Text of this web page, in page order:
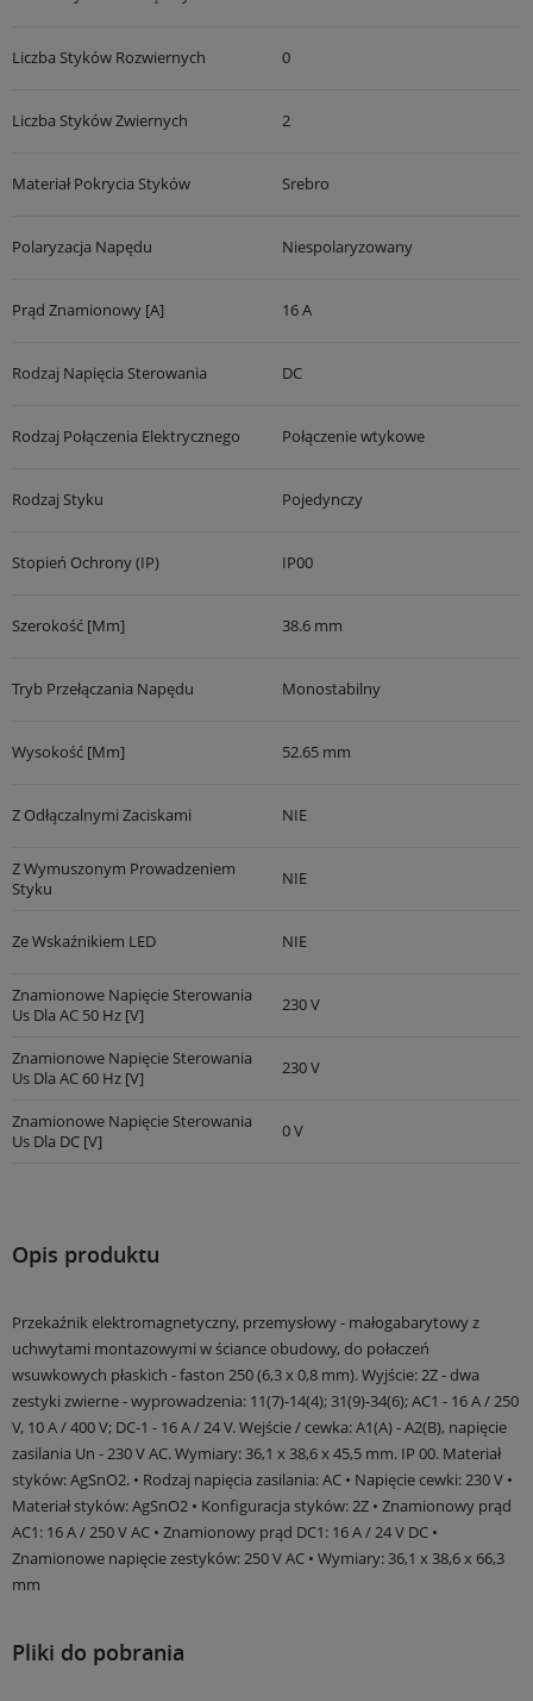
Liczba Styków Rozwiernych 0
Liczba Styków Zwiernych 2
Materiał Pokrycia Styków Srebro
Polaryzacja Napędu Niespolaryzowany
Prąd Znamionowy [A] 16 A
Rodzaj Napięcia Sterowania DC
Rodzaj Połączenia Elektrycznego Połączenie wtykowe
Rodzaj Styku Pojedynczy
Stopień Ochrony (IP) IP00
Szerokość [mm] 38.6 mm
Tryb Przełączania Napędu Monostabilny
Wysokość [mm] 52.65 mm
Z Odłączalnymi Zaciskami NIE
Z Wymuszonym Prowadzeniem
Styku
NIE
Ze Wskaźnikiem LED NIE
Znamionowe Napięcie Sterowania
Us Dla AC 50 Hz [V]
230 V
Znamionowe Napięcie Sterowania
Us Dla AC 60 Hz [V]
230 V
Znamionowe Napięcie Sterowania
Us Dla DC [V]
0 V
Opis produktu
Przekaźnik elektromagnetyczny, przemysłowy - małogabarytowy z
uchwytami montazowymi w ściance obudowy, do połaczeń
wsuwkowych płaskich - faston 250 (6,3 x 0,8 mm). Wyjście: 2Z - dwa
zestyki zwierne - wyprowadzenia: 11(7)-14(4); 31(9)-34(6); AC1 - 16 A / 250
V, 10 A / 400 V; DC-1 - 16 A / 24 V. Wejście / cewka: A1(A) - A2(B), napięcie
zasilania Un - 230 V AC. Wymiary: 36,1 x 38,6 x 45,5 mm. IP 00. Materiał
styków: AgSnO2. • Rodzaj napięcia zasilania: AC • Napięcie cewki: 230 V •
Materiał styków: AgSnO2 • Konfiguracja styków: 2Z • Znamionowy prąd
AC1: 16 A / 250 V AC • Znamionowy prąd DC1: 16 A / 24 V DC •
Znamionowe napięcie zestyków: 250 V AC • Wymiary: 36,1 x 38,6 x 66,3
mm
Pliki do pobrania